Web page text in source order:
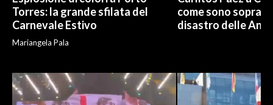
Torres: la grande sfilata del
Carnevale Estivo
Mariangela Pala
come sono
disastro delle